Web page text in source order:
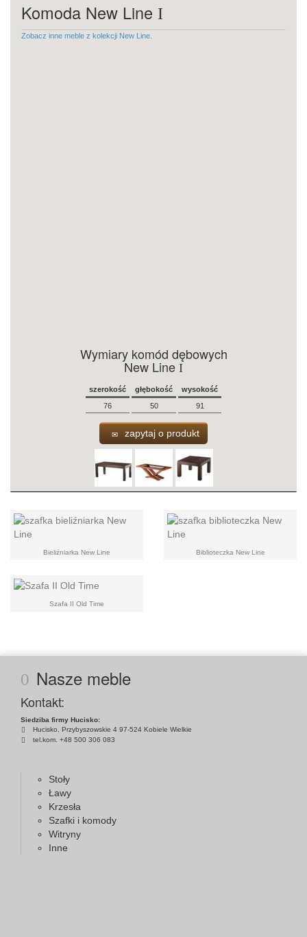
Komoda New Line I
Zobacz inne meble z kolekcji New Line.
Wymiary komód dębowych
New Line I
szerokość głębokość
wysokość
76
50 91
zapytaj o produkt
Bieliźniarka New Line Biblioteczka New Line
Szafa II Old Time
Nasze meble
Kontakt:
Siedziba firmy Hucisko:
Hucisko, Przybyszowskie 4 97-524 Kobiele Wielkie
tel.kom. +48 500 306 083
Stoły
Ławy
Krzesła
Szafki i komody
Witryny
Inne